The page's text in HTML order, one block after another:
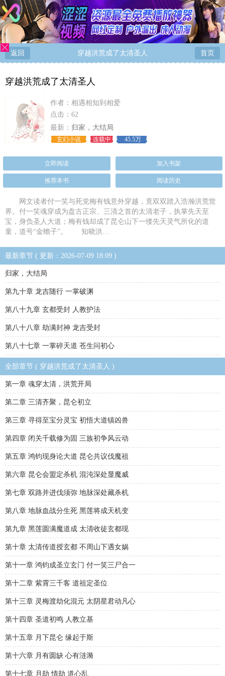
返回 穿越洪荒成了太清圣人 首页
穿越洪荒成了太清圣人
作者： 相遇相知到相爱
点击：62
最新： 归家，大结局
玄幻小说 连载中 45.5万
立即阅读 加入书架
推荐本书 阅读历史
网文读者付一笑与死党梅有钱意外穿越，竟双双踏入浩瀚洪荒世
界。付一笑魂穿成为盘古正宗、三清之首的太清老子，执掌先天至
宝，身负圣人大道；梅有钱却成了昆仑山下一缕先天灵气所化的道
童，道号“金蟾子”。 知晓洪…
最新章节 ( 更新：2026-07-09 18:09 )
归家，大结局
第九十章 龙吉随行 一掌破渊
第八十九章 玄都受封 人教护法
第八十八章 劫满封神 龙吉受封
第八十七章 一掌碎天道 苍生问初心
全部章节 ( 穿越洪荒成了太清圣人 )
第一章 魂穿太清，洪荒开局
第二章 三清齐聚，昆仑初立
第三章 寻得至宝分灵宝 初悟大道镇凶兽
第四章 闭关千载修为固 三族初争风云动
第五章 鸿钧现身论大道 昆仑共议伐魔祖
第六章 昆仑会盟定杀机 混沌深处显魔威
第七章 双路并进伐须弥 地脉深处藏杀机
第八章 地脉血战分生死 黑莲将成天机变
第九章 黑莲圆满魔道成 太清收徒玄都现
第十章 太清传道授玄都 不周山下遇女娲
第十一章 鸿钧成圣立玄门 付一笑三尸合一
第十二章 紫霄三千客 道祖定圣位
第十三章 灵梅渡劫化混元 太阴星君动凡心
第十四章 圣道初鸣 人教立基
第十五章 月下昆仑 缘起于斯
第十六章 月有圆缺 心有涟漪
第十七章 月劫 情劫 道心乱